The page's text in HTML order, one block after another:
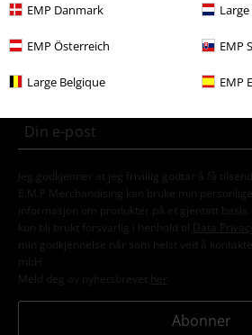
EMP Danmark
EMP Österreich EMP
Large Belgique EMP
Nyhetsbrev
Mer
Jeg godkjenner at jeg frivillig godtar å få
E.M.P Merchandising kan bruke min
informasjon om produkter på et gjentatt
kun bli brukt forsvarlig i henhold til
Data
min godkjennelse når som helst ved å
mbH
Meld deg av nyhetsbrevet her
Abonner